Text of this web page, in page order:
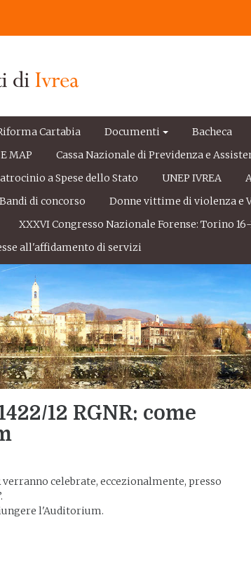
Cartabia Documenti Bacheca
MAP
Cassa Nazionale di Previdenza e
a Spese dello Stato UNEP IVREA
Bandi di concorso
Donne vittime di violenza e
XXXVI Congresso Nazionale Forense: Torino 16-
all'affidamento di servizi
12 RGNR: come
verranno celebrate, eccezionalmente, presso
l'Auditorium.